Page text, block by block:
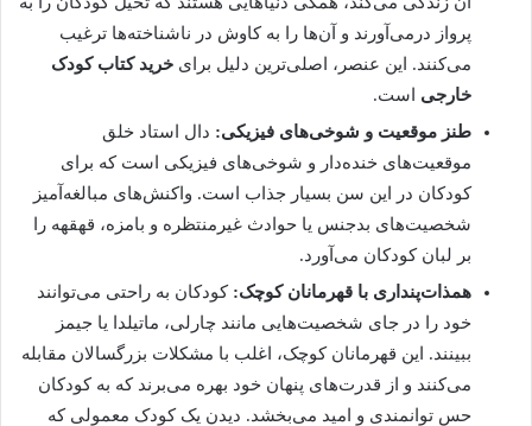
پرواز درمی‌آورند و آن‌ها را به کاوش در ناشناخته‌ها ترغیب
می‌کنند. این عنصر، اصلی‌ترین دلیل برای خرید کتاب کودک
خارجی است.
طنز موقعیت و شوخی‌های فیزیکی: دال استاد خلق
موقعیت‌های خنده‌دار و شوخی‌های فیزیکی است که برای
کودکان در این سن بسیار جذاب است. واکنش‌های مبالغه‌آمیز
شخصیت‌های بدجنس یا حوادث غیرمنتظره و بامزه، قهقهه را
بر لبان کودکان می‌آورد.
همذات‌پنداری با قهرمانان کوچک: کودکان به راحتی می‌توانند
خود را در جای شخصیت‌هایی مانند چارلی، ماتیلدا یا جیمز
ببینند. این قهرمانان کوچک، اغلب با مشکلات بزرگسالان مقابله
می‌کنند و از قدرت‌های پنهان خود بهره می‌برند که به کودکان
حس توانمندی و امید می‌بخشد. دیدن یک کودک معمولی که